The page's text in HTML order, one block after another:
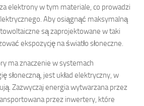
elektrony w tym materiale, co prowadzi
Aby osiągnąć maksymalną
są zaprojektowane w taki
ekspozycję na światło słoneczne.
ma znaczenie w systemach
słoneczną, jest układ elektryczny, w
Zazwyczaj energia wytwarzana przez
przez inwertery, które